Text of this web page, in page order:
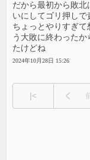
だから最初から敗
いにしてゴリ押し
ちょっとやりすぎ
う大敗に終わった
たけどね
2024年10月28日 15:26
|<